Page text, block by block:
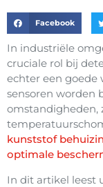
Facebook
In industriële
cruciale rol bij
echter een goede
sensoren worden
omstandigheden,
kunststof
optimale
In dit artikel leest